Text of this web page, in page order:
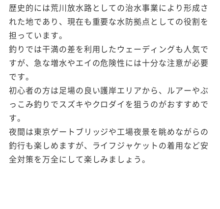
歴史的には荒川放水路としての治水事業により形成さ
れた地であり、現在も重要な水防拠点としての役割を
担っています。
釣りでは干満の差を利用したウェーディングも人気で
すが、急な増水やエイの危険性には十分な注意が必要
です。
初心者の方は足場の良い護岸エリアから、ルアーやぶ
っこみ釣りでスズキやクロダイを狙うのがおすすめで
す。
夜間は東京ゲートブリッジや工場夜景を眺めながらの
釣行も楽しめますが、ライフジャケットの着用など安
全対策を万全にして楽しみましょう。